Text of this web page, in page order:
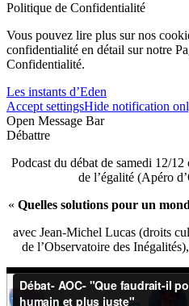
Politique de Confidentialité
Vous pouvez lire plus sur nos
confidentialité en détail sur notre
Confidentialité.
Les instants d’Eden
Accept settingsHide notification
Open Message Bar
Débattre
Podcast du débat de samedi 12/
de l’égalité (Apéro
« Quelles solutions pour un
avec Jean-Michel Lucas (droits
de l’Observatoire des